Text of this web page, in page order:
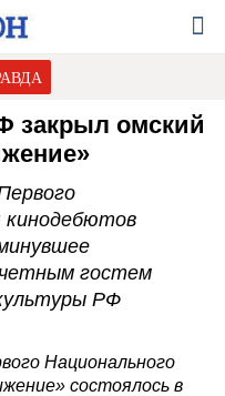
закрыл омский
кинодебютов
гостем
РФ
Национального
состоялось в